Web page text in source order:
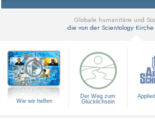
Globale humanitäre und
die von der Scientology
Wie wir helfen
Der Weg zum
Glücklichsein